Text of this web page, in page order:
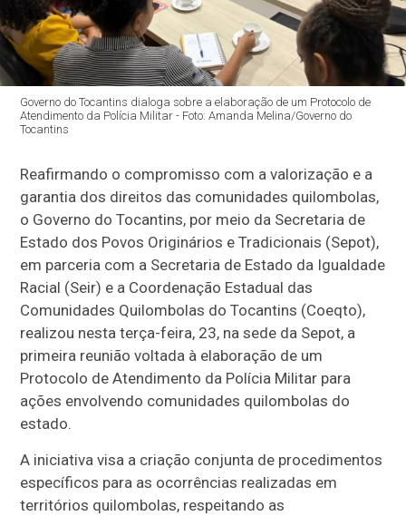
Governo do Tocantins dialoga sobre a elaboração de um Protocolo de
Atendimento da Polícia Militar - Foto: Amanda Melina/Governo do
Tocantins
Reafirmando o compromisso com a valorização e a
garantia dos direitos das comunidades quilombolas,
o Governo do Tocantins, por meio da Secretaria de
Estado dos Povos Originários e Tradicionais (Sepot),
em parceria com a Secretaria de Estado da Igualdade
Racial (Seir) e a Coordenação Estadual das
Comunidades Quilombolas do Tocantins (Coeqto),
realizou nesta terça-feira, 23, na sede da Sepot, a
primeira reunião voltada à elaboração de um
Protocolo de Atendimento da Polícia Militar para
ações envolvendo comunidades quilombolas do
estado.
A iniciativa visa a criação conjunta de procedimentos
específicos para as ocorrências realizadas em
territórios quilombolas, respeitando as